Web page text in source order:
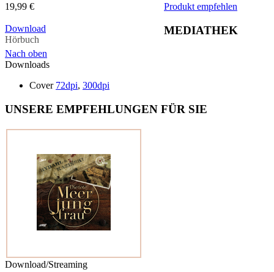
19,99 €
Download
Hörbuch
Produkt empfehlen
MEDIATHEK
Nach oben
Downloads
Cover 72dpi, 300dpi
UNSERE EMPFEHLUNGEN FÜR SIE
Download/Streaming